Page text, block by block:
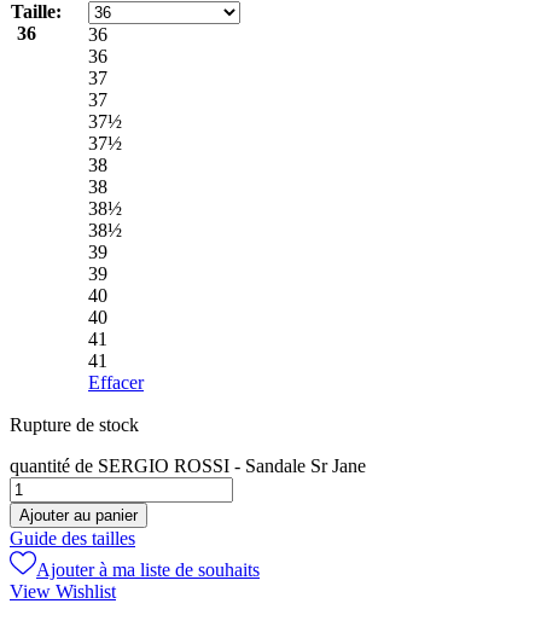
Taille:
36
36
36
37
37
37½
37½
38
38
38½
38½
39
39
40
40
41
41
Effacer
Rupture de stock
quantité de SERGIO ROSSI - Sandale Sr Jane
Ajouter au panier
Guide des tailles
Ajouter à ma liste de souhaits
View Wishlist